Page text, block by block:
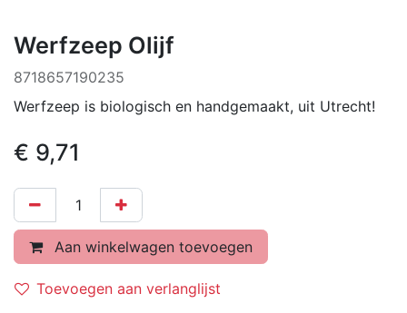
Werfzeep Olijf
8718657190235
Werfzeep is biologisch en handgemaakt, uit Utrecht!
€ 9,71
Aan winkelwagen toevoegen
Toevoegen aan verlanglijst